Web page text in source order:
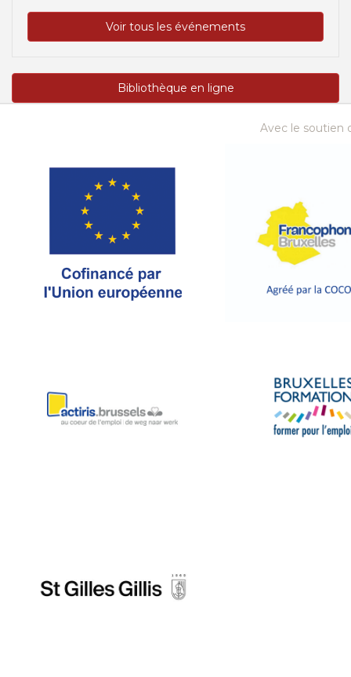
Voir tous les événements
Bibliothèque en ligne
Avec le soutien